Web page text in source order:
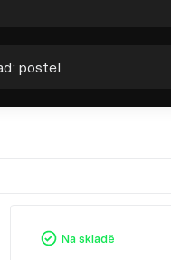
Na skladě